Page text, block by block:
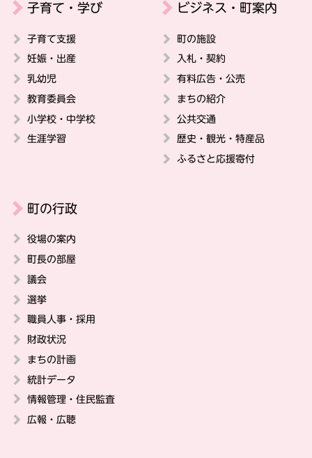
子育て・学び
子育て支援
妊娠・出産
乳幼児
教育委員会
小学校・中学校
生涯学習
ビジネス・町案内
町の施設
入札・契約
有料広告・公売
まちの紹介
公共交通
歴史・観光・特産品
ふるさと応援寄付
町の行政
役場の案内
町長の部屋
議会
選挙
職員人事・採用
財政状況
まちの計画
統計データ
情報管理・住民監査
広報・広聴